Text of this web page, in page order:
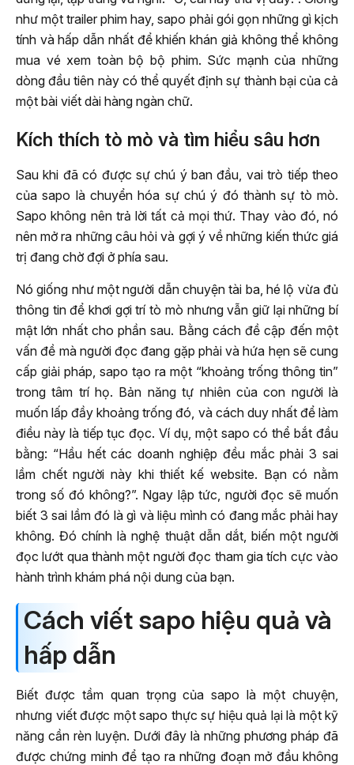
như một trailer phim hay, sapo phải gói gọn những gì kịch
tính và hấp dẫn nhất để khiến khán giả không thể không
mua vé xem toàn bộ bộ phim. Sức mạnh của những
dòng đầu tiên này có thể quyết định sự thành bại của cả
một bài viết dài hàng ngàn chữ.
Kích thích tò mò và tìm hiểu sâu hơn
Sau khi đã có được sự chú ý ban đầu, vai trò tiếp theo
của sapo là chuyển hóa sự chú ý đó thành sự tò mò.
Sapo không nên trả lời tất cả mọi thứ. Thay vào đó, nó
nên mở ra những câu hỏi và gợi ý về những kiến thức giá
trị đang chờ đợi ở phía sau.
Nó giống như một người dẫn chuyện tài ba, hé lộ vừa đủ
thông tin để khơi gợi trí tò mò nhưng vẫn giữ lại những bí
mật lớn nhất cho phần sau. Bằng cách đề cập đến một
vấn đề mà người đọc đang gặp phải và hứa hẹn sẽ cung
cấp giải pháp, sapo tạo ra một “khoảng trống thông tin”
trong tâm trí họ. Bản năng tự nhiên của con người là
muốn lấp đầy khoảng trống đó, và cách duy nhất để làm
điều này là tiếp tục đọc. Ví dụ, một sapo có thể bắt đầu
bằng: “Hầu hết các doanh nghiệp đều mắc phải 3 sai
lầm chết người này khi thiết kế website. Bạn có nằm
trong số đó không?”. Ngay lập tức, người đọc sẽ muốn
biết 3 sai lầm đó là gì và liệu mình có đang mắc phải hay
không. Đó chính là nghệ thuật dẫn dắt, biến một người
đọc lướt qua thành một người đọc tham gia tích cực vào
hành trình khám phá nội dung của bạn.
Cách viết sapo hiệu quả và
hấp dẫn
Biết được tầm quan trọng của sapo là một chuyện,
nhưng viết được một sapo thực sự hiệu quả lại là một kỹ
năng cần rèn luyện. Dưới đây là những phương pháp đã
được chứng minh để tạo ra những đoạn mở đầu không